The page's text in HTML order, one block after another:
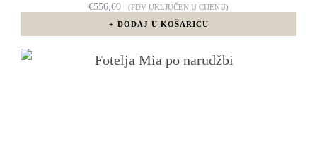
€556,60
(PDV UKLJUČEN U CIJENU)
DODAJ U KOŠARICU